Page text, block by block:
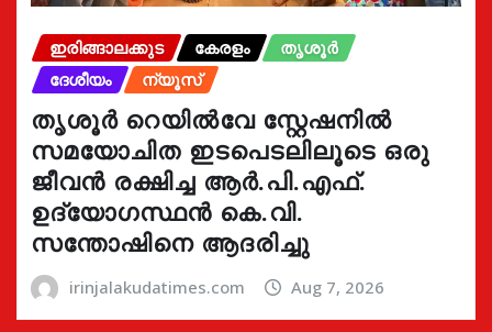
ഇരിങ്ങാലക്കുട കേരളം
തൃശൂർ
ദേശീയം
ന്യൂസ്
തൃശൂർ റെയിൽവേ സ്റ്റേഷനിൽ
സമയോചിത ഇടപെടലിലൂടെ ഒരു
ജീവൻ രക്ഷിച്ച ആർ.പി.എഫ്.
ഉദ്യോഗസ്ഥൻ കെ.വി.
സന്തോഷിനെ ആദരിച്ചു
irinjalakudatimes.com Aug 7, 2026